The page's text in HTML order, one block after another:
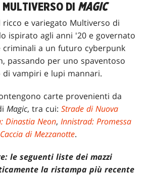
DI MAGIC
ricco e variegato Multiverso di
ispirato agli anni '20 e governato
criminali a un futuro cyberpunk
passando per uno spaventoso
vampiri e lupi mannari.
carte provenienti da
Magic, tra cui:Strade di Nuova
Dinastia Neon,Innistrad: Promessa
di Mezzanotte.
le seguenti liste dei mazzi
la ristampa più recente